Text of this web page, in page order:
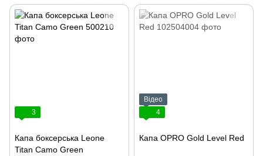
3
Капа боксерська Leone
Titan Camo Green
Відео
4
Капа OPRO Gold Level Red